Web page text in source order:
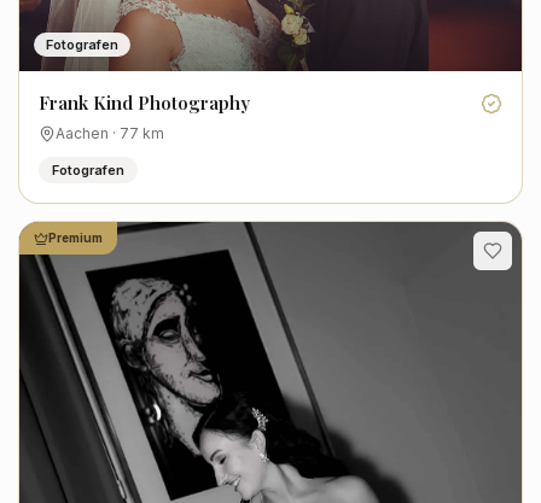
Fotografen
Frank Kind Photography
Aachen · 77 km
Fotografen
Premium